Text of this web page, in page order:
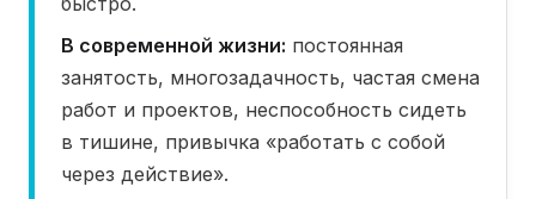
В современной жизни: постоянная
занятость, многозадачность, частая смена
работ и проектов, неспособность сидеть
в тишине, привычка «работать с собой
через действие».